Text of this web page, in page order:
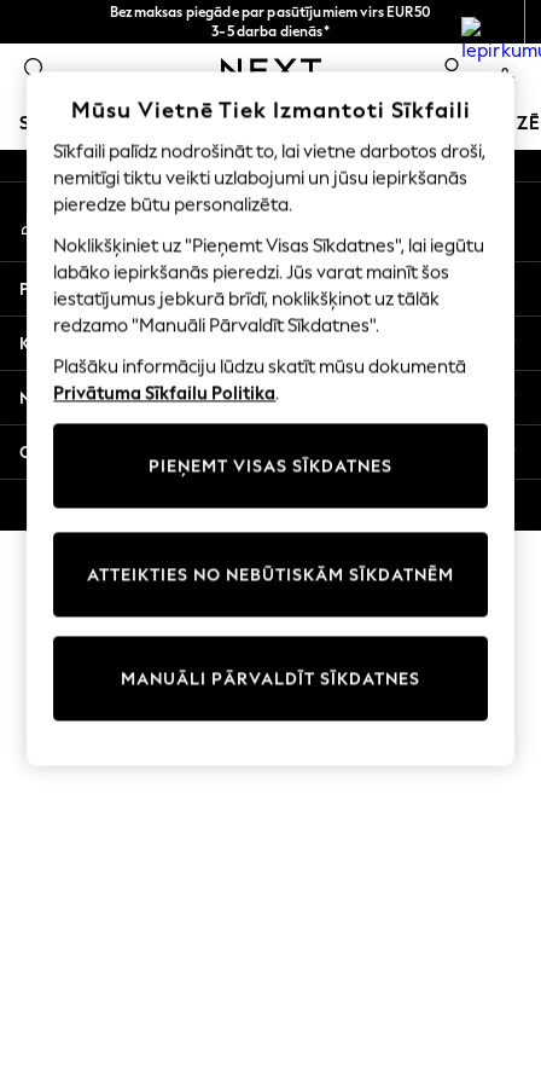
Bezmaksas piegāde par pasūtījumiem virs EUR50
3-5 darba dienās*
Tagad jūs varat
iepirkties latviešu valodā!
0
SKOLAS APĢĒRBS SVĒTKU VEIKALS MEITENES
SCHOOLWEAR
All Boys Schoolwear
Shoes
Trousers
Shorts
Shirts
Polo Shirts
Sweatshirts & Jumpers
Multipacks
All Boys Sport & Swimwear
Swimwear
Tops
Joggers
An error occurred on client
Mūsu sociālie tīkli
Mans konts
Pierakstieties savā kontā
Palīdzība
Konfidencialitāte un juridiskā informācija
Nodaļas
Citi pakalpojumi
© 2026 Next Germany GmbH. Visas tiesības aizsargātas.
Mūsu Vietnē Tiek Izmantoti Sīkfaili
Sīkfaili palīdz nodrošināt to, lai vietne darbotos droši,
nemitīgi tiktu veikti uzlabojumi un jūsu iepirkšanās
pieredze būtu personalizēta.
Noklikšķiniet uz "Pieņemt Visas Sīkdatnes", lai iegūtu
labāko iepirkšanās pieredzi. Jūs varat mainīt šos
iestatījumus jebkurā brīdī, noklikšķinot uz tālāk
redzamo "Manuāli Pārvaldīt Sīkdatnes".
Plašāku informāciju lūdzu skatīt mūsu dokumentā
Privātuma Sīkfailu Politika.
PIEŅEMT VISAS SĪKDATNES
MANUĀLI PĀRVALDĪT SĪKDATNES
ATTEIKTIES NO NEBŪTISKĀM SĪKDATNĒM